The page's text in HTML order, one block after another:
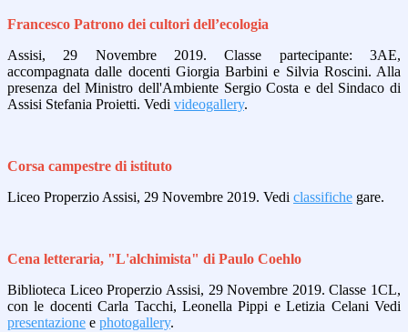
Francesco Patrono dei cultori dell’ecologia
Assisi, 29 Novembre 2019. Classe partecipante: 3AE,
accompagnata dalle docenti Giorgia Barbini e Silvia Roscini. Alla
presenza del Ministro dell'Ambiente Sergio Costa e del Sindaco di
Assisi Stefania Proietti. Vedi videogallery.
Corsa campestre di istituto
Liceo Properzio Assisi, 29 Novembre 2019. Vedi classifiche gare.
Cena letteraria, "L'alchimista" di Paulo Coehlo
Biblioteca Liceo Properzio Assisi, 29 Novembre 2019. Classe 1CL,
con le docenti Carla Tacchi, Leonella Pippi e Letizia Celani Vedi
presentazione e photogallery.